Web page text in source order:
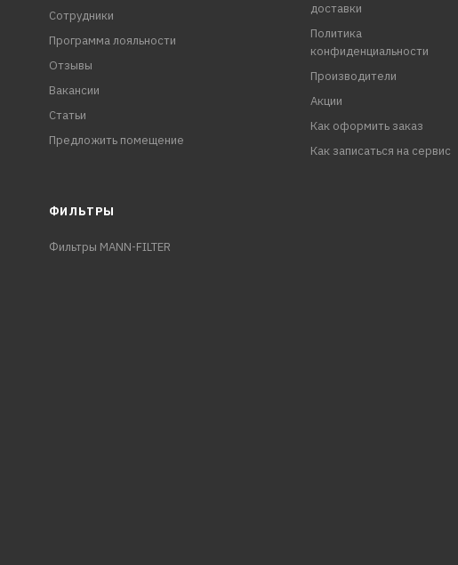
Сотрудники
Программа лояльности
Отзывы
Вакансии
Статьи
Предложить помещение
доставки
Политика
конфиденциальности
Производители
Акции
Как оформить заказ
Как записаться на сервис
ФИЛЬТРЫ
Фильтры MANN-FILTER